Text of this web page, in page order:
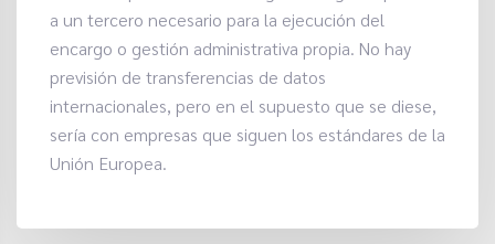
a un tercero necesario para la ejecución del
encargo o gestión administrativa propia. No hay
previsión de transferencias de datos
internacionales, pero en el supuesto que se diese,
sería con empresas que siguen los estándares de la
Unión Europea.